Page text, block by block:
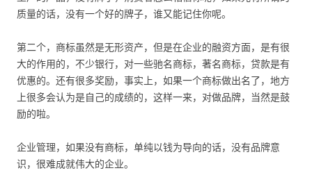
质量的话，没有一个好的牌子，谁又能记住你呢。
第二个，商标虽然是无形资产，但是在企业的融资方面，是有很
大的作用的，不少银行，对一些驰名商标，著名商标，贷款是有
优惠的。还有很多奖励，事实上，如果一个商标做出名了，地方
上很多会认为是自己的成绩的，这样一来，对做品牌，当然是鼓
励的啦。
企业管理，如果没有商标，单纯以钱为导向的话，没有品牌意
识，很难成就伟大的企业。